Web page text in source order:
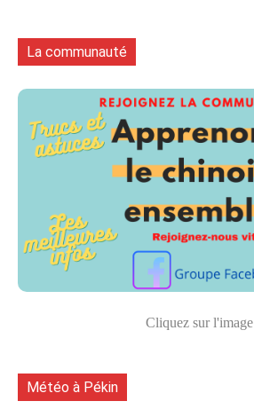
La communauté
Cliquez sur l'image
Météo à Pékin